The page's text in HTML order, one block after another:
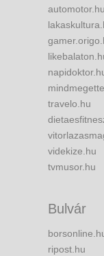
automotor.hu
travelo.hu
videkize.hu
tvmusor.hu
Bulvár
ripost.hu